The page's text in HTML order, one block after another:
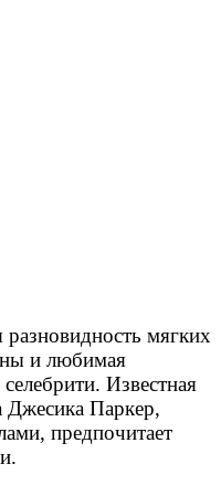
мягких
и любимая
Известная
Джесика Паркер,
предпочитает